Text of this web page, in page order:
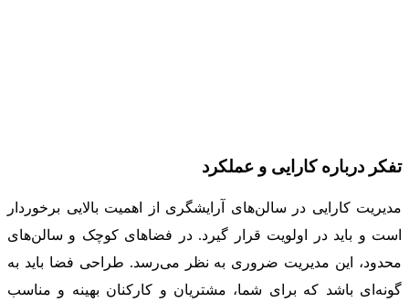
تفکر درباره کارایی و عملکرد
مدیریت کارایی در سالن‌های آرایشگری از اهمیت بالایی برخوردار
است و باید در اولویت قرار گیرد. در فضاهای کوچک و سالن‌های
محدود، این مدیریت ضروری به نظر می‌رسد. طراحی فضا باید به
گونه‌ای باشد که برای شما، مشتریان و کارکنان بهینه و مناسب